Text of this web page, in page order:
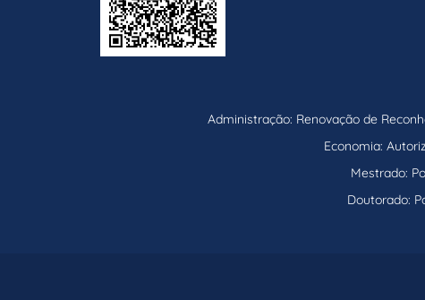
Administração: Renovação de
Economia:
Mestrado:
Doutorado: